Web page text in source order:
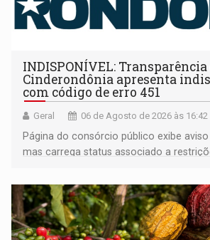
INDISPONÍVEL: Transparência
Cinderondônia apresenta
com código de erro 451
Geral 06 de Agosto de 2026 às 16:42
Página do consórcio público exibe
mas carrega status associado a